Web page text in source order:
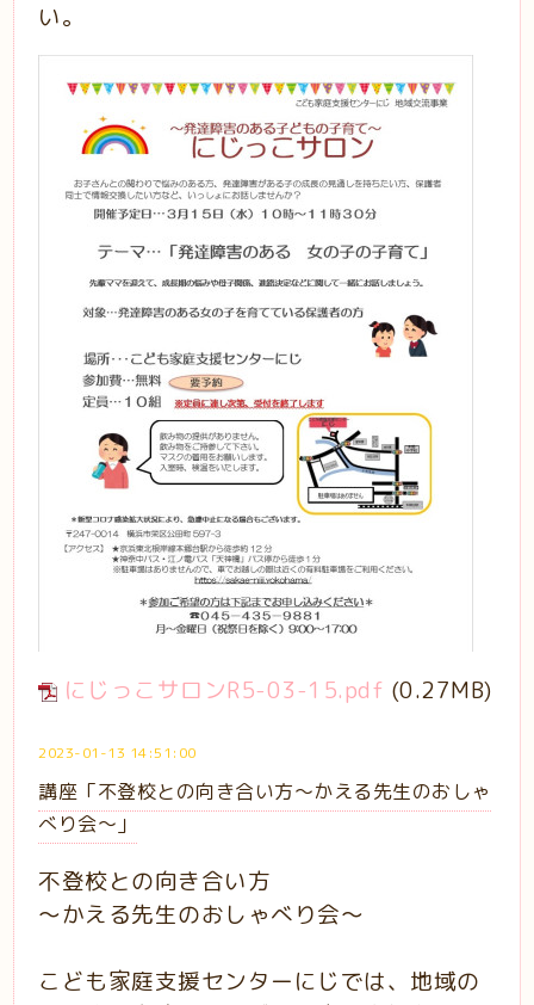
い。
にじっこサロンR5-03-15.pdf (0.27MB)
2023-01-13 14:51:00
講座「不登校との向き合い方～かえる先生のおしゃ
べり会～」
不登校との向き合い方
～かえる先生のおしゃべり会～
こども家庭支援センターにじでは、地域の